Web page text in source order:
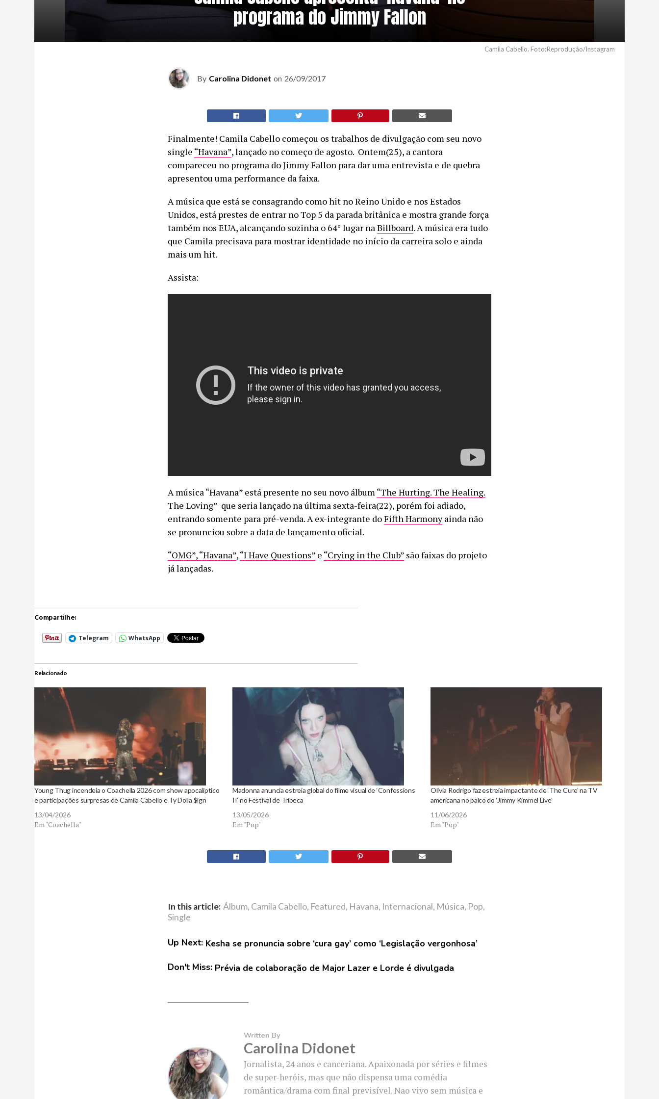
programa do Jimmy Fallon
Camila Cabello. Foto:Reprodução/Instagram
By Carolina Didonet on 26/09/2017
Finalmente! Camila Cabello começou os trabalhos de divulgação com seu novo
single “Havana”, lançado no começo de agosto. Ontem(25), a cantora
compareceu no programa do Jimmy Fallon para dar uma entrevista e de quebra
apresentou uma performance da faixa.
A música que está se consagrando como hit no Reino Unido e nos Estados
Unidos, está prestes de entrar no Top 5 da parada britânica e mostra grande força
também nos EUA, alcançando sozinha o 64° lugar naBillboard. A música era tudo
que Camila precisava para mostrar identidade no início da carreira solo e ainda
mais um hit.
Assista:
A música “Havana” está presente no seu novo álbum“The Hurting. The Healing.
The Loving” que seria lançado na última sexta-feira(22), porém foi adiado,
entrando somente para pré-venda. A ex-integrante doFifth Harmonyainda não
se pronunciou sobre a data de lançamento oficial.
“OMG”, “Havana”,“I Have Questions” e “Crying in the Club” são faixas do projeto
já lançadas.
Compartilhe:
Telegram WhatsApp
Relacionado
Young Thug incendeia o Coachella 2026 com show apocalíptico
e participações surpresas de Camila Cabello e Ty Dolla $ign
13/04/2026
Em "Coachella"
Madonna anuncia estreia global do filme visual de ‘Confessions
II’ no Festival de Tribeca
13/05/2026
Em "Pop"
Olivia Rodrigo faz estreia impactante de ‘The Cure’ na TV
americana no palco do ‘Jimmy Kimmel Live’
11/06/2026
Em "Pop"
In this article: Álbum, Camila Cabello, Featured, Havana, Internacional, Música, Pop,
Single
Up Next: Kesha se pronuncia sobre ‘cura gay’ como ‘Legislação vergonhosa’
Don't Miss: Prévia de colaboração de Major Lazer e Lorde é divulgada
Written By
Carolina Didonet
Jornalista, 24 anos e canceriana. Apaixonada por séries e filmes
de super-heróis, mas que não dispensa uma comédia
romântica/drama com final previsível. Não vivo sem música e